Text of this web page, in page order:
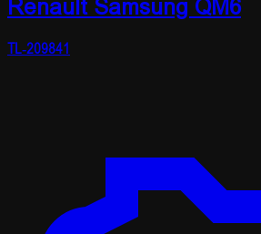
Renault Samsung QM6
TL-209841